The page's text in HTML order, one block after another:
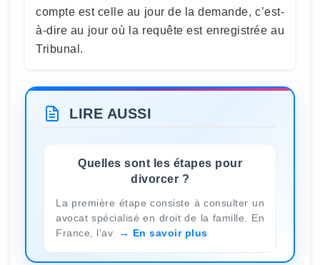
compte est celle au jour de la demande, c’est-
à-dire au jour où la requête est enregistrée au
Tribunal.
LIRE AUSSI
Quelles sont les étapes pour
divorcer ?
La première étape consiste à consulter un
avocat spécialisé en droit de la famille. En
France, l’av
En savoir plus